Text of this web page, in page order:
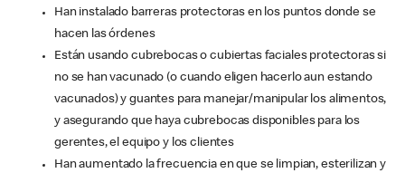
Han instalado barreras protectoras en los puntos donde se
hacen las órdenes
Están usando cubrebocas o cubiertas faciales protectoras si
no se han vacunado (o cuando eligen hacerlo aun estando
vacunados) y guantes para manejar/manipular los alimentos,
y asegurando que haya cubrebocas disponibles para los
gerentes, el equipo y los clientes
Han aumentado la frecuencia en que se limpian, esterilizan y